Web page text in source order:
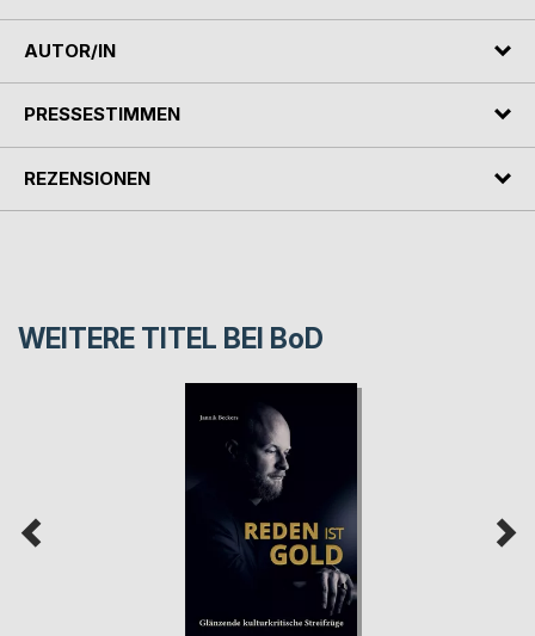
AUTOR/IN
PRESSESTIMMEN
REZENSIONEN
WEITERE TITEL BEI BoD